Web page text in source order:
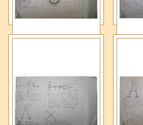
a astronomie.
a